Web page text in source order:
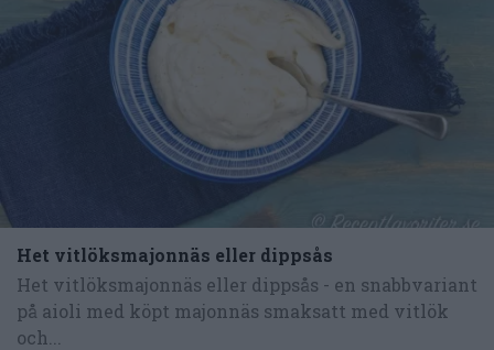
Het vitlöksmajonnäs eller dippsås
Het vitlöksmajonnäs eller dippsås - en snabbvariant
på aioli med köpt majonnäs smaksatt med vitlök
och...